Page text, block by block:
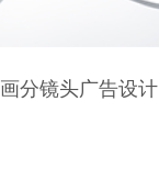
分镜头广告设计